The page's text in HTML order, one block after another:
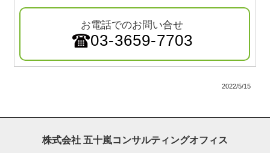
お電話でのお問い合せ
03-3659-7703
2022/5/15
株式会社 五十嵐コンサルティングオフィス